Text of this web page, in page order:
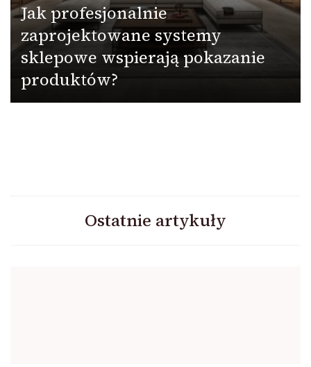
Jak profesjonalnie
zaprojektowane systemy
sklepowe wspierają pokazanie
produktów?
Ostatnie artykuły